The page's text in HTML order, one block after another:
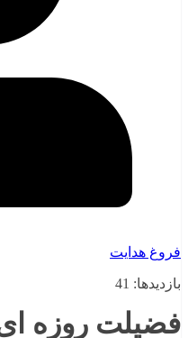
فروغ هدایت
بازدیدها: 41
فضیلت روزه